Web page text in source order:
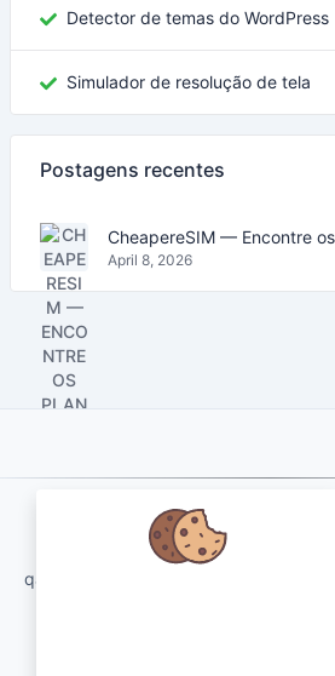
Detector de temas do WordPress
Simulador de resolução de tela
Postagens recentes
April 8, 2026
qartvelo.com free online tools and